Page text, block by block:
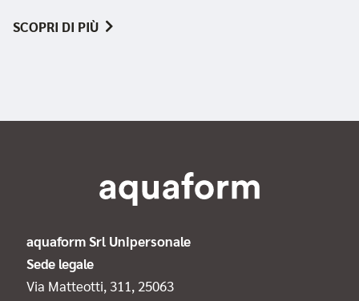
SCOPRI DI PIÙ
aquaform Srl Unipersonale
Sede legale
Via Matteotti, 311, 25063